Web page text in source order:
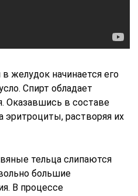
желудок начинается его
Спирт обладает
Оказавшись в составе
эритроциты, растворяя их
тельца слипаются
большие
В процессе